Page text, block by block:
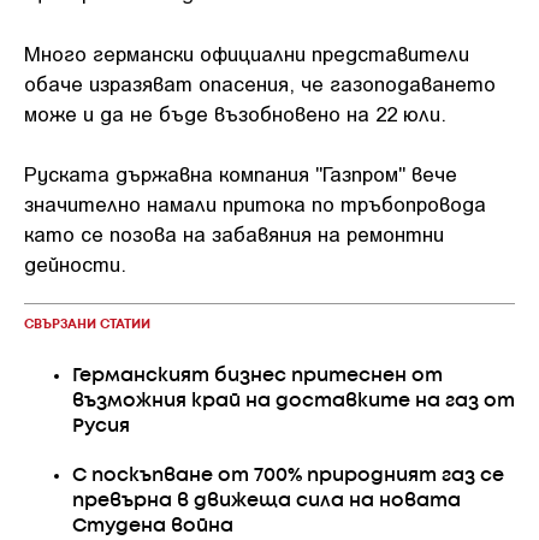
Много германски официални представители
обаче изразяват опасения, че газоподаването
може и да не бъде възобновено на 22 юли.
Руската държавна компания "Газпром" вече
значително намали притока по тръбопровода
като се позова на забавяния на ремонтни
дейности.
СВЪРЗАНИ СТАТИИ
Германският бизнес притеснен от
възможния край на доставките на газ от
Русия
С поскъпване от 700% природният газ се
превърна в движеща сила на новата
Студена война